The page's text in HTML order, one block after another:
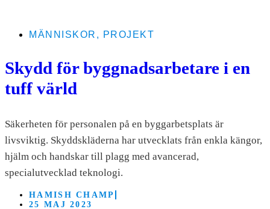
MÄNNISKOR , PROJEKT
Skydd för byggnadsarbetare i en
tuff värld
Säkerheten för personalen på en byggarbetsplats är
livsviktig. Skyddskläderna har utvecklats från enkla kängor,
hjälm och handskar till plagg med avancerad,
specialutvecklad teknologi.
HAMISH CHAMP
25 MAJ 2023